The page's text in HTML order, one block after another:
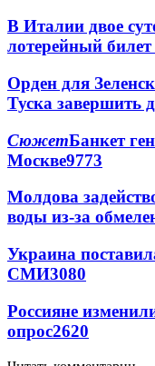
В Италии двое
лотерейный
Орден для
Туска завершить
СюжетБанкет
Москве9773
Молдова
воды из-за
Украина
СМИ3080
Россияне
опрос2620